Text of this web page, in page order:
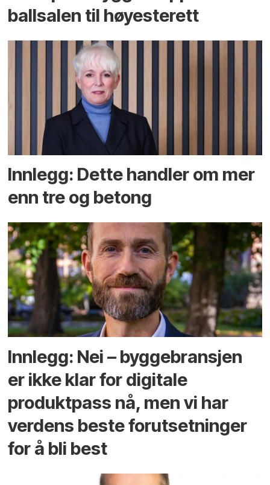
ballsalen til høyesterett
Innlegg: Dette handler om mer
enn tre og betong
Innlegg: Nei – byggebransjen
er ikke klar for digitale
produktpass nå, men vi har
verdens beste forutsetninger
for å bli best